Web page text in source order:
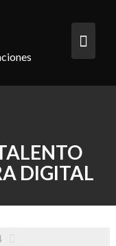
DIGITAL